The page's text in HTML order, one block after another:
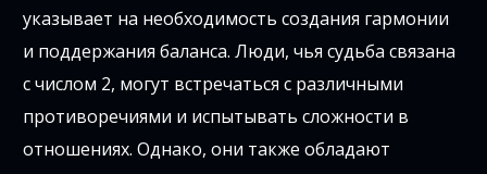
указывает на необходимость создания гармонии
и поддержания баланса. Люди, чья судьба связана
с числом 2, могут встречаться с различными
противоречиями и испытывать сложности в
отношениях. Однако, они также обладают